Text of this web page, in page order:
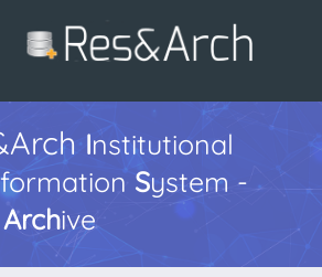
Institutional
System -
Archive